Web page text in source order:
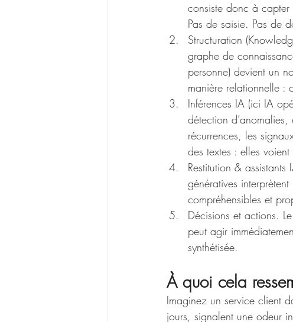
consiste donc à
Pas de saisie. Pas de
Structuration
graphe de
personne) devient un
manière relationnelle :
Inférences IA (ici IA
détection
récurrences, les
des textes : elles
Restitution &
génératives
compréhensibles et
Décisions et actions.
peut agir
synthétisée.
À quoi cela
Imaginez un service client
jours, signalent une odeur